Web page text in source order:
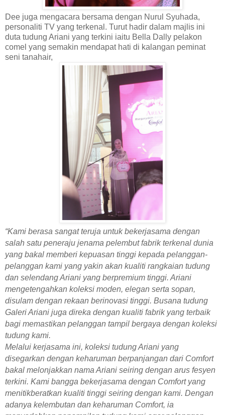
Dee juga mengacara bersama dengan Nurul Syuhada,
personaliti TV yang terkenal. Turut hadir dalam majlis ini
duta tudung Ariani yang terkini iaitu Bella Dally pelakon
comel yang semakin mendapat hati di kalangan peminat
seni tanahair,
“Kami berasa sangat teruja untuk bekerjasama dengan
salah satu peneraju jenama pelembut fabrik terkenal dunia
yang bakal memberi kepuasan tinggi kepada pelanggan-
pelanggan kami yang yakin akan kualiti rangkaian tudung
dan selendang Ariani yang berpremium tinggi. Ariani
mengetengahkan koleksi moden, elegan serta sopan,
disulam dengan rekaan berinovasi tinggi. Busana tudung
Galeri Ariani juga direka dengan kualiti fabrik yang terbaik
bagi memastikan pelanggan tampil bergaya dengan koleksi
tudung kami.
Melalui kerjasama ini, koleksi tudung Ariani yang
disegarkan dengan keharuman berpanjangan dari Comfort
bakal melonjakkan nama Ariani seiring dengan arus fesyen
terkini. Kami bangga bekerjasama dengan Comfort yang
menitikberatkan kualiti tinggi seiring dengan kami. Dengan
adanya kelembutan dan keharuman Comfort, ia